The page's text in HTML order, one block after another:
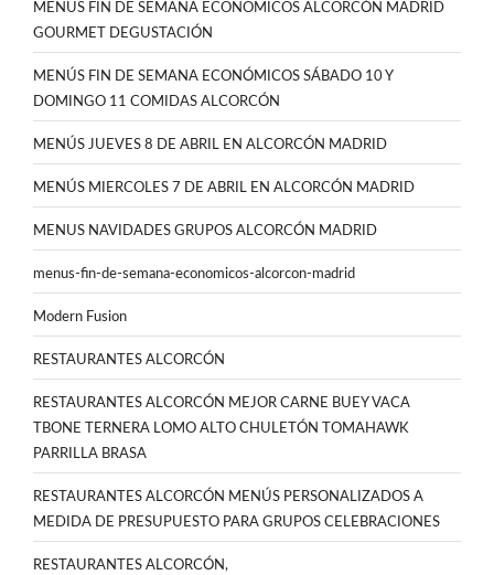
MENUS FIN DE SEMANA ECONOMICOS ALCORCÓN MADRID
GOURMET DEGUSTACIÓN
MENÚS FIN DE SEMANA ECONÓMICOS SÁBADO 10 Y
DOMINGO 11 COMIDAS ALCORCÓN
MENÚS JUEVES 8 DE ABRIL EN ALCORCÓN MADRID
MENÚS MIERCOLES 7 DE ABRIL EN ALCORCÓN MADRID
MENUS NAVIDADES GRUPOS ALCORCÓN MADRID
menus-fin-de-semana-economicos-alcorcon-madrid
Modern Fusion
RESTAURANTES ALCORCÓN
RESTAURANTES ALCORCÓN MEJOR CARNE BUEY VACA
TBONE TERNERA LOMO ALTO CHULETÓN TOMAHAWK
PARRILLA BRASA
RESTAURANTES ALCORCÓN MENÚS PERSONALIZADOS A
MEDIDA DE PRESUPUESTO PARA GRUPOS CELEBRACIONES
RESTAURANTES ALCORCÓN,